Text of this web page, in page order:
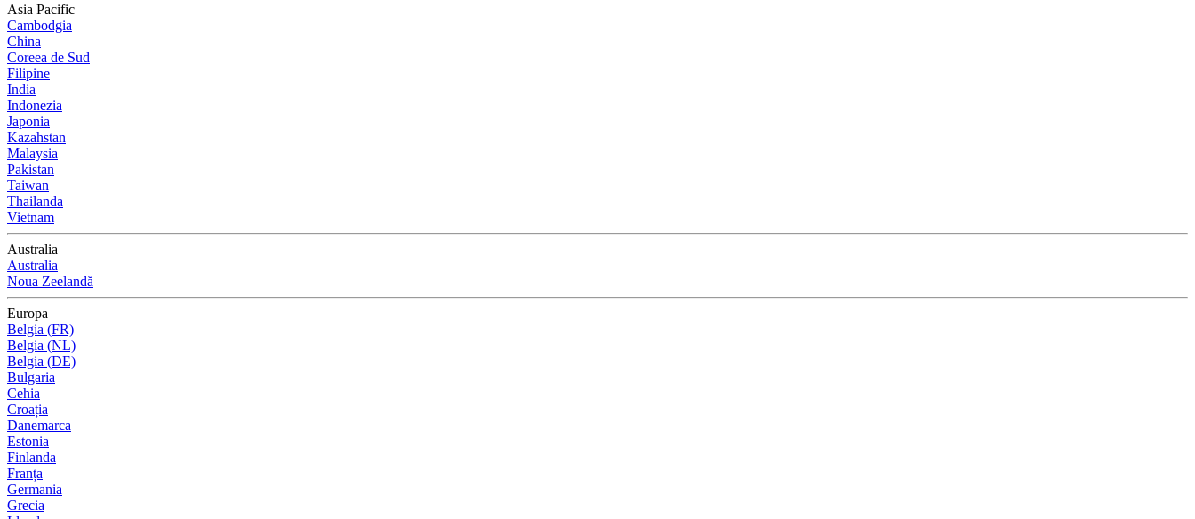
Asia Pacific
Cambodgia
China
Coreea de Sud
Filipine
India
Indonezia
Japonia
Kazahstan
Malaysia
Pakistan
Taiwan
Thailanda
Vietnam
Australia
Australia
Noua Zeelandă
Europa
Belgia (FR)
Belgia (NL)
Belgia (DE)
Bulgaria
Cehia
Croația
Danemarca
Estonia
Finlanda
Franța
Germania
Grecia